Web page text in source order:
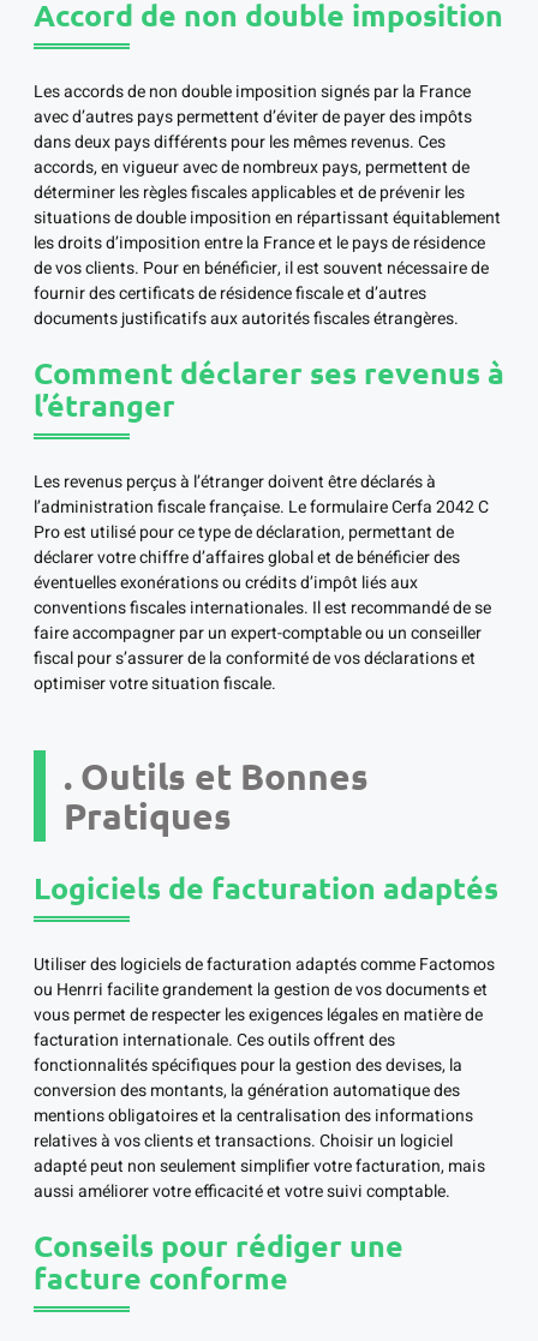
Accord de non double imposition
Les accords de non double imposition signés par la France
avec d’autres pays permettent d’éviter de payer des impôts
dans deux pays différents pour les mêmes revenus. Ces
accords, en vigueur avec de nombreux pays, permettent de
déterminer les règles fiscales applicables et de prévenir les
situations de double imposition en répartissant équitablement
les droits d’imposition entre la France et le pays de résidence
de vos clients. Pour en bénéficier, il est souvent nécessaire de
fournir des certificats de résidence fiscale et d’autres
documents justificatifs aux autorités fiscales étrangères.
Comment déclarer ses revenus à
l’étranger
Les revenus perçus à l’étranger doivent être déclarés à
l’administration fiscale française. Le formulaire Cerfa 2042 C
Pro est utilisé pour ce type de déclaration, permettant de
déclarer votre chiffre d’affaires global et de bénéficier des
éventuelles exonérations ou crédits d’impôt liés aux
conventions fiscales internationales. Il est recommandé de se
faire accompagner par un expert-comptable ou un conseiller
fiscal pour s’assurer de la conformité de vos déclarations et
optimiser votre situation fiscale.
. Outils et Bonnes
Pratiques
Logiciels de facturation adaptés
Utiliser des logiciels de facturation adaptés comme Factomos
ou Henrri facilite grandement la gestion de vos documents et
vous permet de respecter les exigences légales en matière de
facturation internationale. Ces outils offrent des
fonctionnalités spécifiques pour la gestion des devises, la
conversion des montants, la génération automatique des
mentions obligatoires et la centralisation des informations
relatives à vos clients et transactions. Choisir un logiciel
adapté peut non seulement simplifier votre facturation, mais
aussi améliorer votre efficacité et votre suivi comptable.
Conseils pour rédiger une
facture conforme